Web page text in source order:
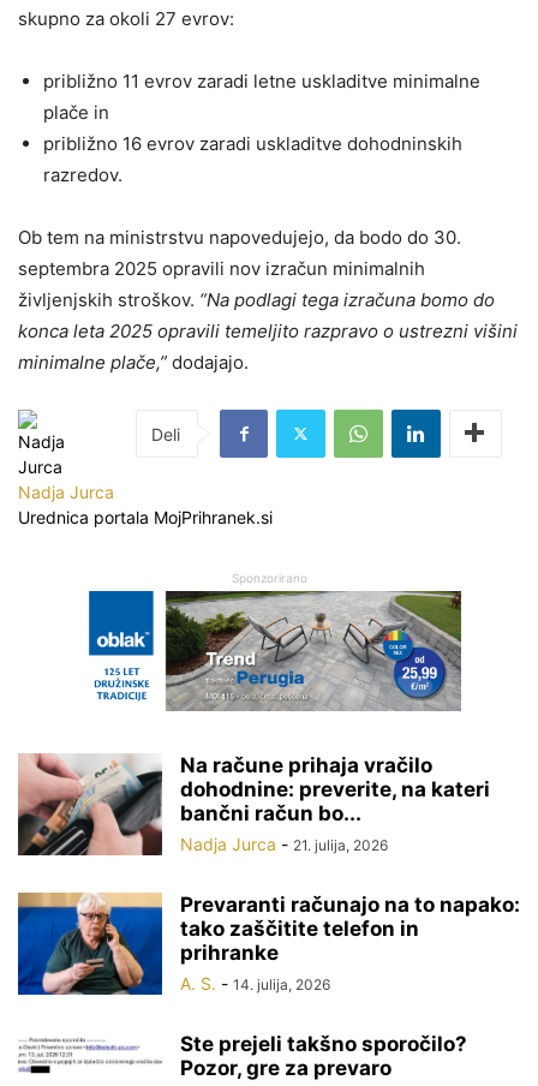
skupno za okoli 27 evrov:
približno 11 evrov zaradi letne uskladitve minimalne
plače in
približno 16 evrov zaradi uskladitve dohodninskih
razredov.
Ob tem na ministrstvu napovedujejo, da bodo do 30.
septembra 2025 opravili nov izračun minimalnih
življenjskih stroškov. “Na podlagi tega izračuna bomo do
konca leta 2025 opravili temeljito razpravo o ustrezni višini
minimalne plače,” dodajajo.
Nadja Jurca
Urednica portala MojPrihranek.si
Sponzorirano
Na račune prihaja vračilo
dohodnine: preverite, na kateri
bančni račun bo...
Nadja Jurca - 21. julija, 2026
Prevaranti računajo na to napako:
tako zaščitite telefon in
prihranke
A. S. - 14. julija, 2026
Ste prejeli takšno sporočilo?
Pozor, gre za prevaro